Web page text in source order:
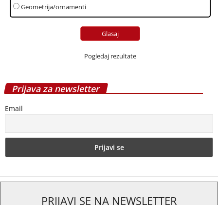
Geometrija/ornamenti
Pogledaj rezultate
Prijava za newsletter
Email
PRIJAVI SE NA NEWSLETTER